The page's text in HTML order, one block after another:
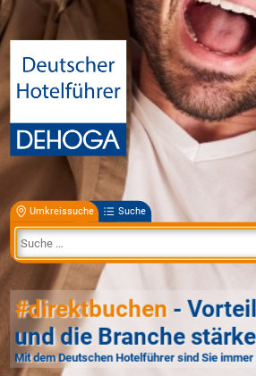
Umkreissuche Suche
#direktbuchen -
und die Branche
Mit dem Deutschen Hotelführer sind Sie